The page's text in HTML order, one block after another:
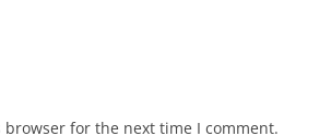
for the next time I comment.